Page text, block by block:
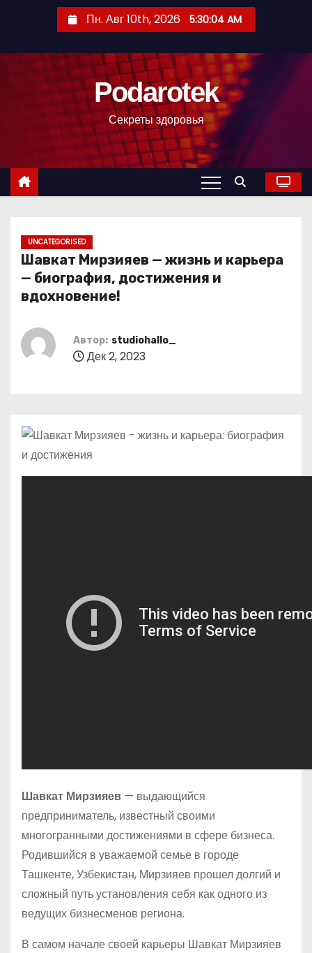
с
Пн. Авг 10th, 2026 5:30:05 AM
Podarotek
Секреты здоровья
UNCATEGORISED
Шавкат Мирзияев — жизнь и карьера
— биография, достижения и
вдохновение!
Автор: studiohallo_
Дек 2, 2023
Шавкат Мирзияев — выдающийся
предприниматель, известный своими
многогранными достижениями в сфере бизнеса.
Родившийся в уважаемой семье в городе
Ташкенте, Узбекистан, Мирзияев прошел долгий и
сложный путь установления себя как одного из
ведущих бизнесменов региона.
В самом начале своей карьеры Шавкат Мирзияев